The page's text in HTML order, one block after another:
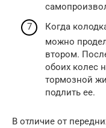
Когда
можно
втором.
обоих колес
тормозной
подлить ее.
В отличие от